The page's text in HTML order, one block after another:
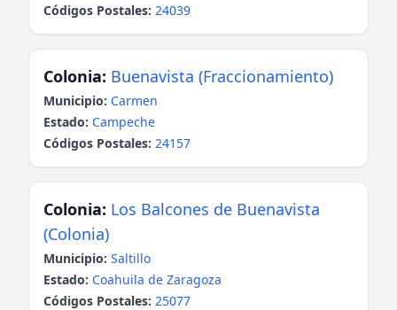
Códigos Postales: 24039
Colonia: Buenavista (Fraccionamiento)
Municipio: Carmen
Estado: Campeche
Códigos Postales: 24157
Colonia: Los Balcones de Buenavista
(Colonia)
Municipio: Saltillo
Estado: Coahuila de Zaragoza
Códigos Postales: 25077